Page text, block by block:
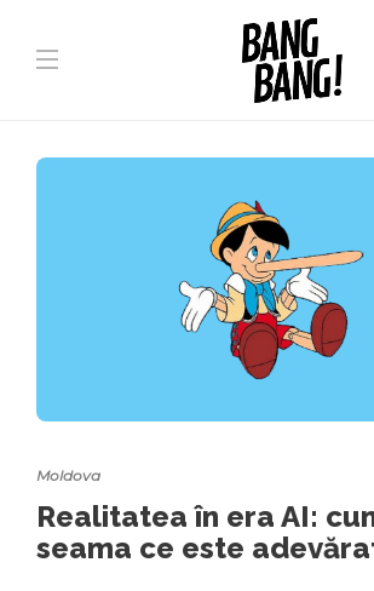
Moldova
Realitatea în era AI:
seama ce este